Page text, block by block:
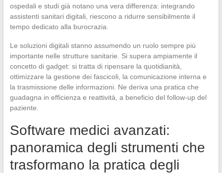
ospedali e studi già notano una vera differenza: integrando
assistenti sanitari digitali, riescono a ridurre sensibilmente il
tempo dedicato alla burocrazia.
Le soluzioni digitali stanno assumendo un ruolo sempre più
importante nelle strutture sanitarie. Si supera ampiamente il
concetto di gadget: si tratta di ripensare la quotidianità,
ottimizzare la gestione dei fascicoli, la comunicazione interna e
la trasmissione delle informazioni. Ne deriva una pratica che
guadagna in efficienza e reattività, a beneficio del follow-up del
paziente.
Software medici avanzati:
panoramica degli strumenti che
trasformano la pratica degli